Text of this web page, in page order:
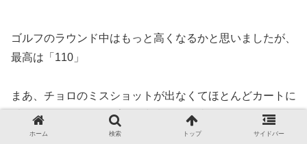
ゴルフのラウンド中はもっと高くなるかと思いましたが、
最高は「110」
まあ、チョロのミスショットが出なくてほとんどカートに
乗れて焦ることなくプレー出来ていた事もあると思います
が、1分おきの計測でリアルタイムではないのは正確性と
ホーム 検索 トップ サイドバー